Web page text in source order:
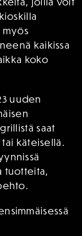
myös
kaikissa
koko
uuden
saat
käteisellä.
tuotteita,